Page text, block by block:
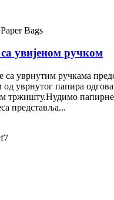
увијеном ручком
са уврнутим ручкама
уврнутог папира
тржишту.Нудимо
представља...